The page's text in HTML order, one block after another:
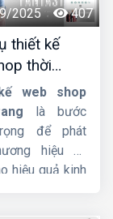
và tối ưu hóa
người dùng
nối vững
thương hiệu
và khách hàng
giúp bạn
doanh số và
vị thế trên
2025 407
thiết kế
thời
ấn
web shop
là bước
để phát
hiệu và
hiệu quả kinh